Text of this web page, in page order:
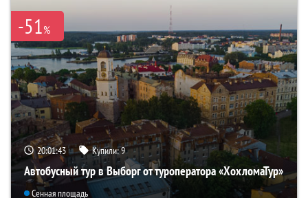
-51%
20:01:42 Купили:9
Автобусный тур в Выборг от туроператора «ХохломаТур»
Сенная площадь